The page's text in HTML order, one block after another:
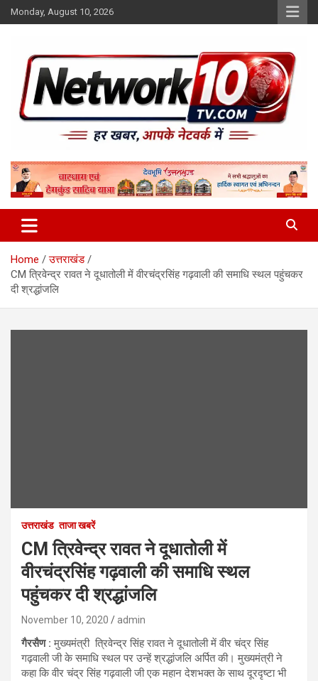
Skip
to
Monday, August 10, 2026
Network10tv
Home
उत्तराखंड
CM त्रिवेन्द्र रावत ने दूधातोली में वीरचंद्रसिंह गढ़वाली की समाधि स्थल पहुंचकर
दी श्रद्धांजलि
उत्तराखंड ताजा खबरें
CM त्रिवेन्द्र रावत ने दूधातोली में
वीरचंद्रसिंह गढ़वाली की समाधि स्थल
पहुंचकर दी श्रद्धांजलि
November 10, 2020 admin
गैरसैण : मुख्यमंत्री त्रिवेन्द्र सिंह रावत ने दूधातोली में वीर चंद्र सिंह
गढ़वाली जी के समाधि स्थल पर उन्हें श्रद्धांजलि अर्पित की। मुख्यमंत्री ने
कहा कि वीर चंद्र सिंह गढ़वाली जी एक महान देशभक्त के साथ दूरदृष्टा भी